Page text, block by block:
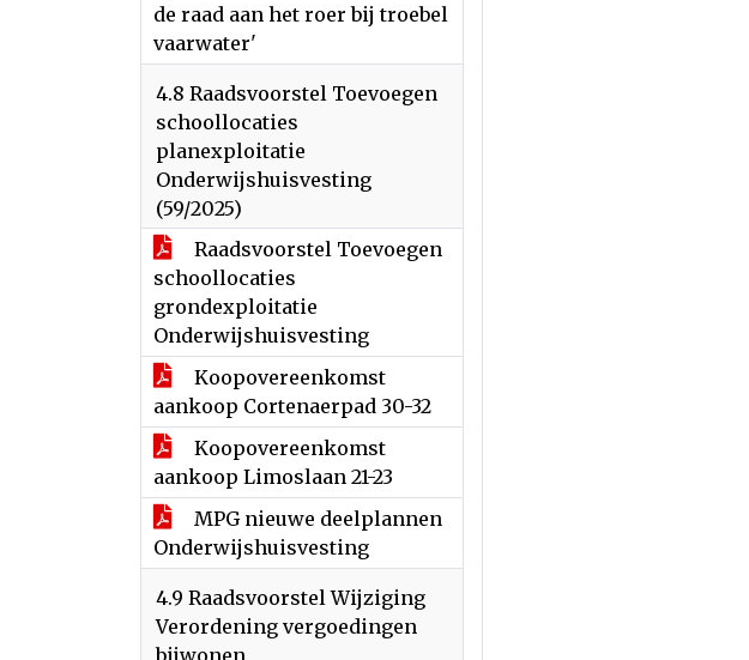
de raad aan het roer bij troebel
vaarwater'
4.8 Raadsvoorstel Toevoegen
schoollocaties
planexploitatie
Onderwijshuisvesting
(59/2025)
Raadsvoorstel Toevoegen
schoollocaties
grondexploitatie
Onderwijshuisvesting
Koopovereenkomst
aankoop Cortenaerpad 30-32
Koopovereenkomst
aankoop Limoslaan 21-23
MPG nieuwe deelplannen
Onderwijshuisvesting
4.9 Raadsvoorstel Wijziging
Verordening vergoedingen
bijwonen